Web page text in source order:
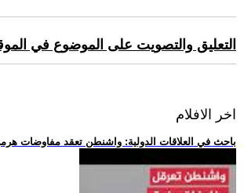
التعليق والتصويت على الموضوع في
اخر الافلام
.. باحث في العلاقات الدولية: واشنطن تعقد مفاوضات